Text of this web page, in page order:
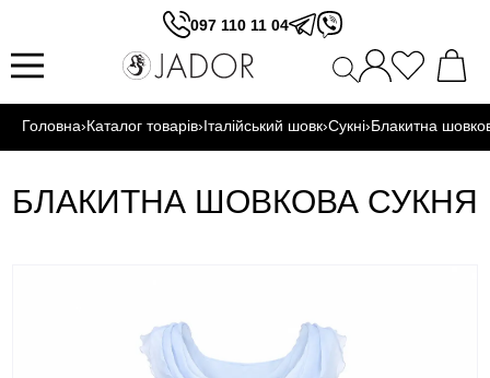
097 110 11 04
Головна›Каталог товарів›Італійський шовк›Сукні›Блакитна
БЛАКИТНА ШОВКОВА СУКНЯ